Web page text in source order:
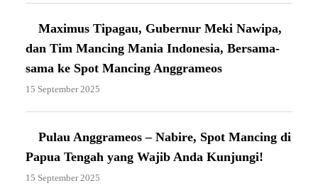
Maximus Tipagau, Gubernur Meki Nawipa,
dan Tim Mancing Mania Indonesia, Bersama-
sama ke Spot Mancing Anggrameos
15 September 2025
Pulau Anggrameos – Nabire, Spot Mancing di
Papua Tengah yang Wajib Anda Kunjungi!
15 September 2025